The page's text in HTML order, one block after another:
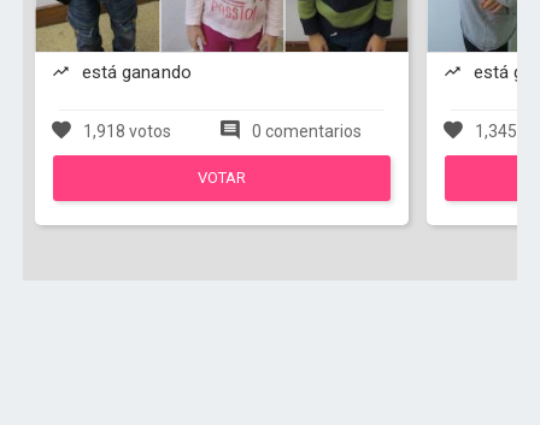
está ganando
1,918 votos 0 comentarios
VOTAR
está
1,345